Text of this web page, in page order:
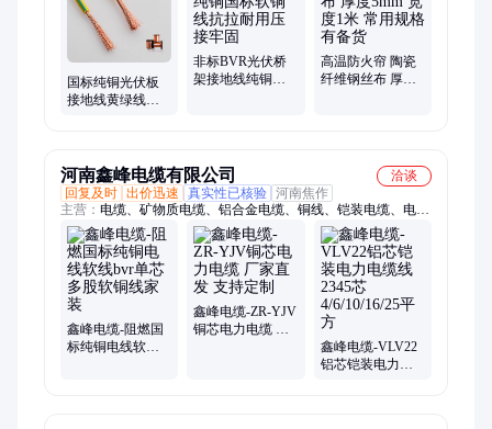
国标纯铜光伏板
接地线黄绿线
非标BVR光伏桥
架接地线纯铜国
高温防火帘 陶瓷
纤维钢丝布 厚度
河南鑫峰电缆有限公司
洽谈
回复及时 出价迅速 真实性已核验 河南焦作
主营： 电缆、矿物质电缆、铝合金电缆、铜线、铠装电缆、电力
电缆
鑫峰电缆-阻燃国
标纯铜电线软线
鑫峰电缆-ZR-YJV
铜芯电力电缆 厂
鑫峰电缆-VLV22
铝芯铠装电力电